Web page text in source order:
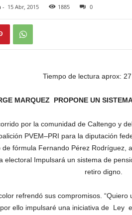
- 15 Abr, 2015 1885 0
Tiempo de lectura aprox:
MARQUEZ PROPONE UN
por la comunidad de Caltengo y
PVEM–PRI para la diputación
de fórmula Fernando Pérez Rodríguez,
electoral Impulsará un sistema de
retiro digno.
refrendó sus compromisos.
ello impulsaré una iniciativa de Ley